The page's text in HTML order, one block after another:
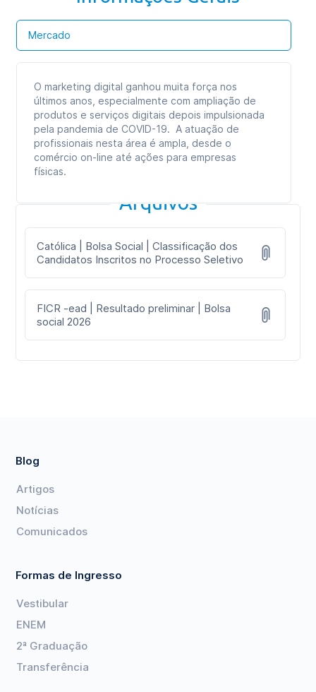
Mercado
O marketing digital ganhou muita força nos
últimos anos, especialmente com ampliação de
produtos e serviços digitais depois impulsionada
pela pandemia de COVID-19. A atuação de
profissionais nesta área é ampla, desde o
comércio on-line até ações para empresas
físicas.
Arquivos
Católica | Bolsa Social | Classificação dos
Candidatos Inscritos no Processo Seletivo
FICR -ead | Resultado preliminar | Bolsa
social 2026
Blog
Artigos
Notícias
Comunicados
Formas de Ingresso
Vestibular
ENEM
2ª Graduação
Transferência